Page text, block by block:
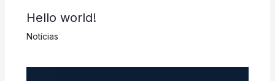
Hello world!
Notícias